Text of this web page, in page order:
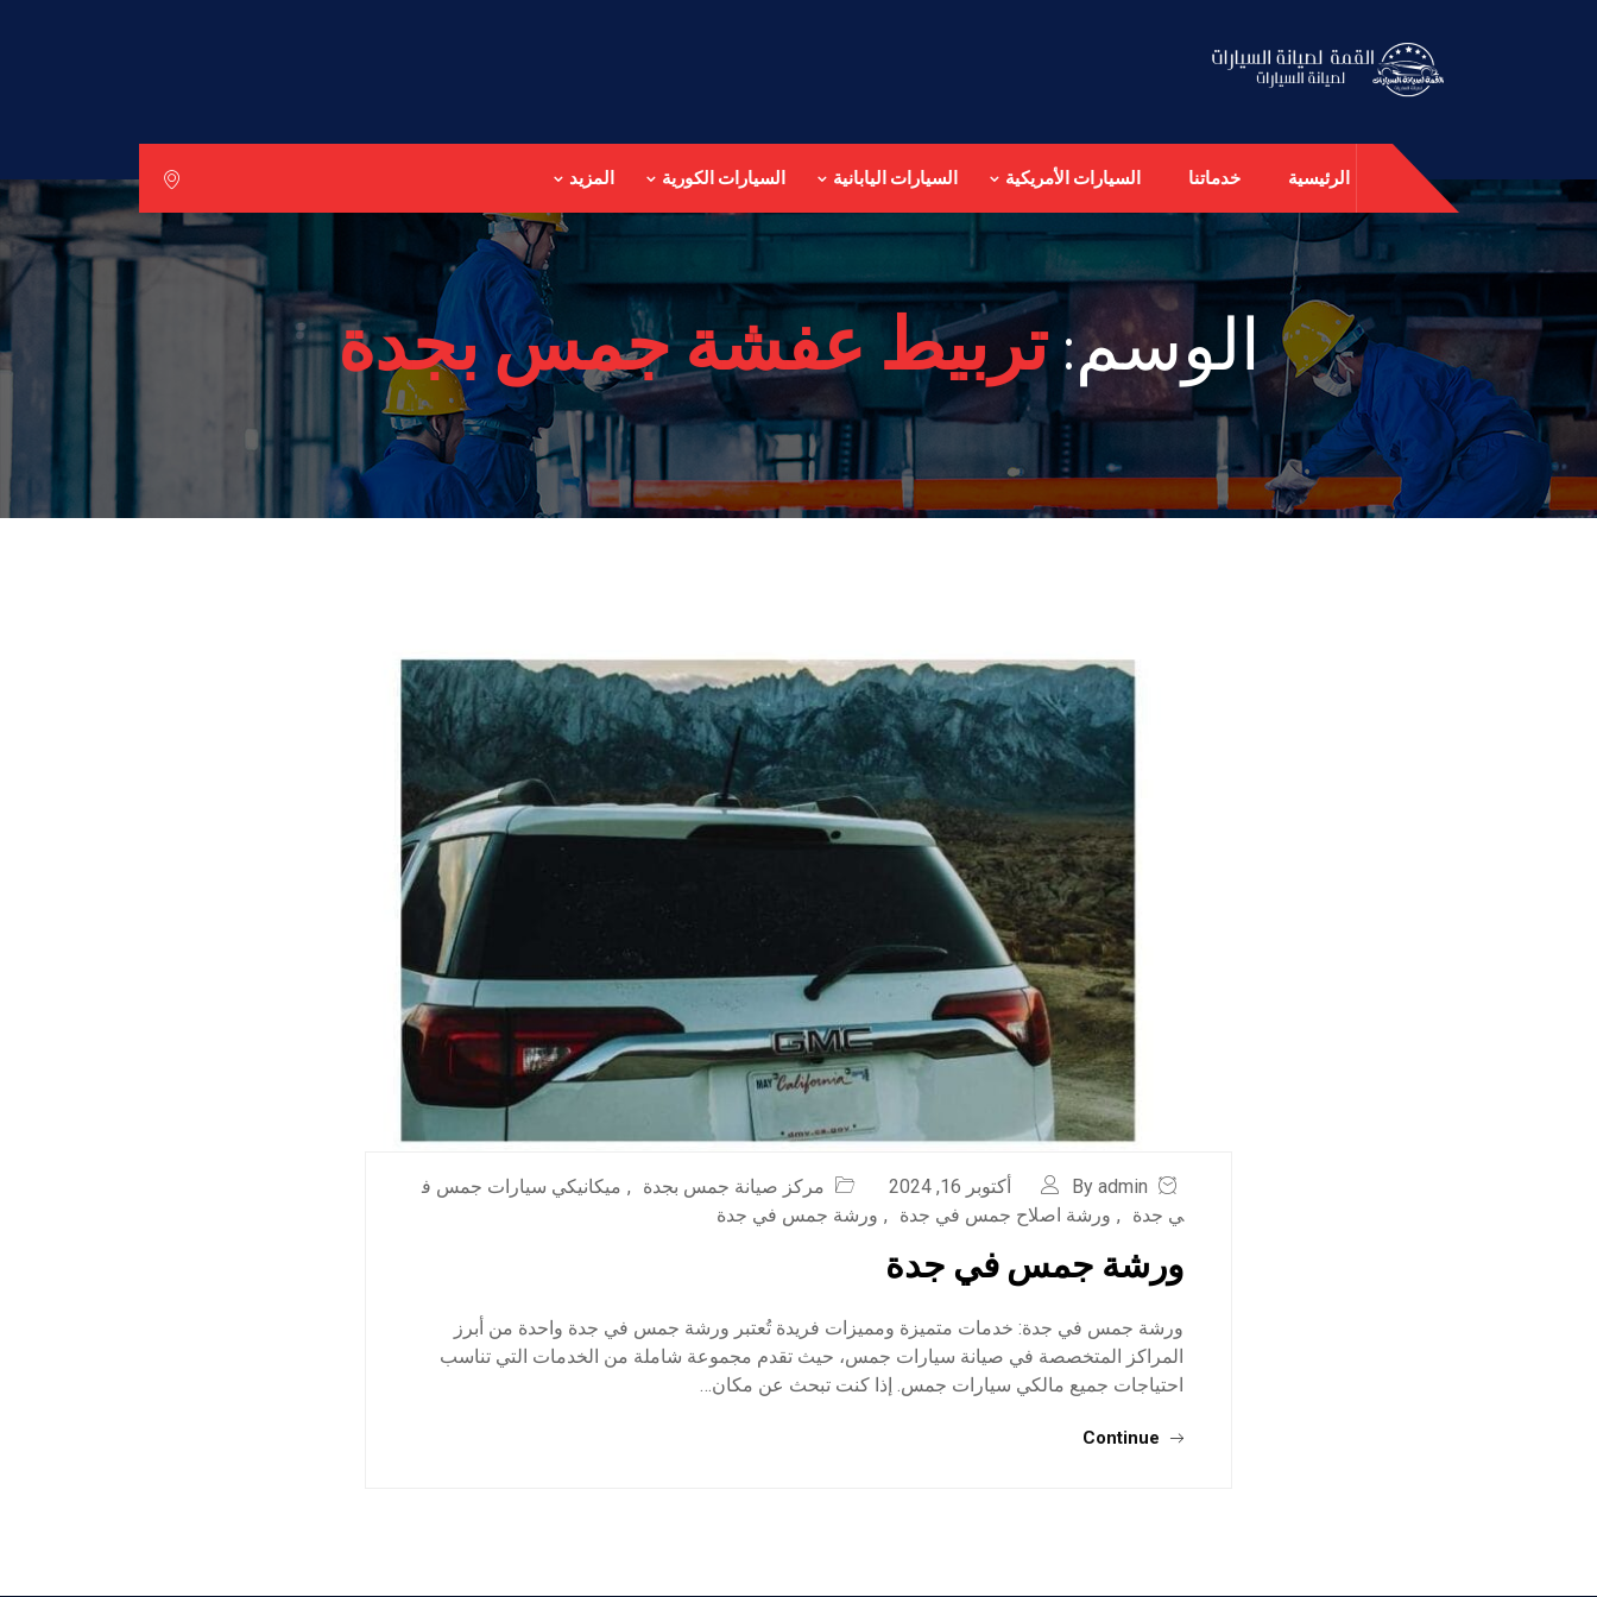
الرئيسية خدماتنا السيارات الأمريكية السيارات اليابانية السيارات الكورية المزيد
الوسم:تربيط عفشة جمس بجدة
By admin أكتوبر 16, 2024 مركز صيانة جمس بجدة , ميكانيكي سيارات جمس ف
ي جدة
, ورشة اصلاح جمس في جدة , ورشة جمس في جدة
ورشة جمس في جدة
ورشة جمس في جدة: خدمات متميزة ومميزات فريدة تُعتبر ورشة جمس في جدة واحدة من أبرز
المراكز المتخصصة في صيانة سيارات جمس، حيث تقدم مجموعة شاملة من الخدمات التي تناسب
احتياجات جميع مالكي سيارات جمس. إذا كنت تبحث عن مكان…
Continue